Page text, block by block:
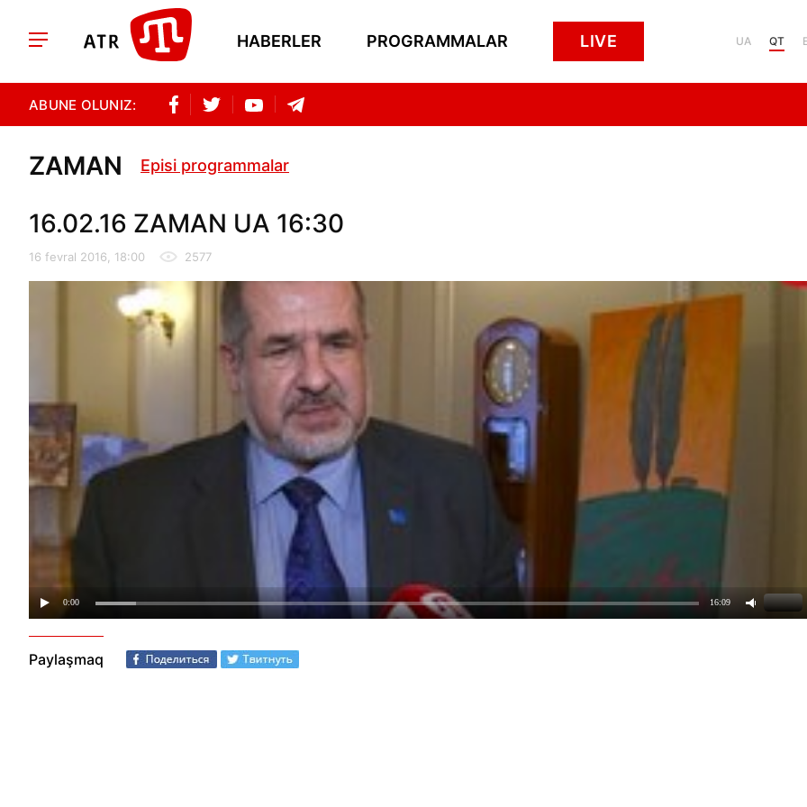
HABERLER PROGRAMMALAR LIVE UA QT
ABUNE OLUNIZ:
ZAMAN Episi programmalar
16.02.16 ZAMAN UA 16:30
16 fevral 2016, 18:00 2577
Paylaşmaq